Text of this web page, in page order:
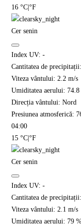
16 °C °F
Cer senin
Index UV: -
Cantitatea de precipitații:
Viteza vântului: 2.2 m/s
Umiditatea aerului: 74.8
Direcția vântului: Nord
Presiunea atmosferică:
04:00
15 °C °F
Cer senin
Index UV: -
Cantitatea de precipitații:
Viteza vântului: 2.1 m/s
Umiditatea aerului: 79